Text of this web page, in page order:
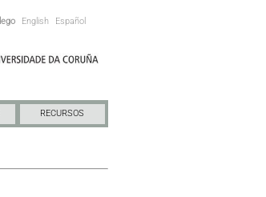
English Español
RECURSOS